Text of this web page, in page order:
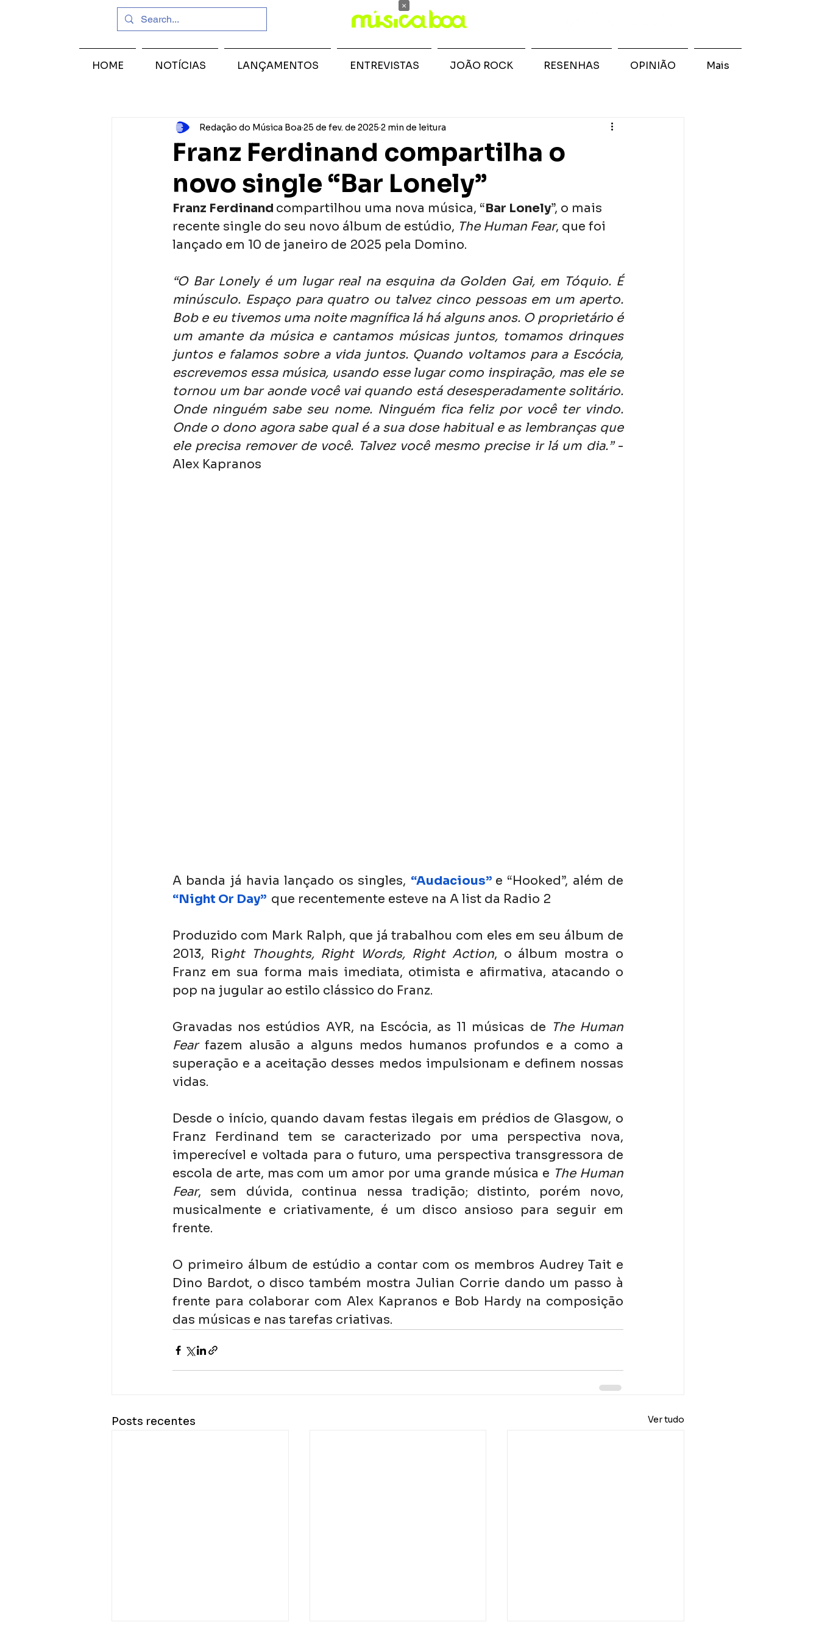
Franz Ferdinand compartilha o
novo single “Bar Lonely”
Redação do Música Boa 25 de fev. de 2025 2 min de leitura
Franz Ferdinand compartilhou uma nova música, “Bar Lonely”, o mais
recente single do seu novo álbum de estúdio, The Human Fear, que foi
lançado em 10 de janeiro de 2025 pela Domino.
“O Bar Lonely é um lugar real na esquina da Golden Gai, em Tóquio. É
minúsculo. Espaço para quatro ou talvez cinco pessoas em um aperto.
Bob e eu tivemos uma noite magnífica lá há alguns anos. O proprietário é
um amante da música e cantamos músicas juntos, tomamos drinques
juntos e falamos sobre a vida juntos. Quando voltamos para a Escócia,
escrevemos essa música, usando esse lugar como inspiração, mas ele se
tornou um bar aonde você vai quando está desesperadamente solitário.
Onde ninguém sabe seu nome. Ninguém fica feliz por você ter vindo.
Onde o dono agora sabe qual é a sua dose habitual e as lembranças que
ele precisa remover de você. Talvez você mesmo precise ir lá um dia.” -
Alex Kapranos
A banda já havia lançado os singles, “Audacious”
“Night Or Day” que recentemente esteve na A list da Radio 2
Produzido com Mark Ralph, que já trabalhou com eles em seu álbum de
2013, Right Thoughts, Right Words, Right Action, o álbum mostra o
Franz em sua forma mais imediata, otimista e afirmativa, atacando o
pop na jugular ao estilo clássico do Franz.
Gravadas nos estúdios AYR, na Escócia, as 11 músicas de The Human
Fear fazem alusão a alguns medos humanos profundos e a como a
superação e a aceitação desses medos impulsionam e definem nossas
vidas.
Desde o início, quando davam festas ilegais em prédios de Glasgow, o
Franz Ferdinand tem se caracterizado por uma perspectiva nova,
imperecível e voltada para o futuro, uma perspectiva transgressora de
escola de arte, mas com um amor por uma grande música e The Human
Fear, sem dúvida, continua nessa tradição; distinto, porém novo,
musicalmente e criativamente, é um disco ansioso para seguir em
frente.
O primeiro álbum de estúdio a contar com os membros Audrey Tait e
Dino Bardot, o disco também mostra Julian Corrie dando um passo à
frente para colaborar com Alex Kapranos e Bob Hardy na composição
das músicas e nas tarefas criativas.
Posts recentes Ver tudo
HOME NOTÍCIAS LANÇAMENTOS ENTREVISTAS JOÃO ROCK RESENHAS OPINIÃO Mais
×